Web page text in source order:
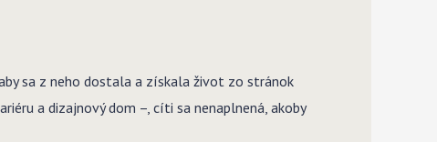
sa z neho dostala a získala život zo stránok
a dizajnový dom –, cíti sa nenaplnená, akoby